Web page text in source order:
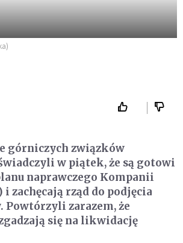
górniczych związków
w piątek, że są gotowi
naprawczego Kompanii
zachęcają rząd do podjęcia
Powtórzyli zarazem, że
się na likwidację